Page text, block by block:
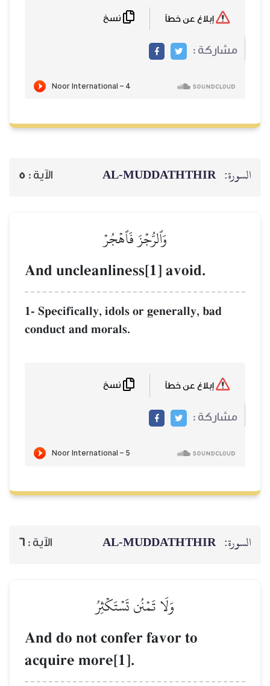
مشاركة :
السورة: AL‑MUDDATHTHIR الآية : 5
وَٱلرُّجۡزَ فَٱهۡجُرۡ
And uncleanliness[1] avoid.
1- Specifically, idols or generally, bad
conduct and morals.
مشاركة :
السورة: AL‑MUDDATHTHIR الآية : 6
وَلَا تَمۡنُن تَسۡتَكۡثِرُ
And do not confer favor to
acquire more[1].